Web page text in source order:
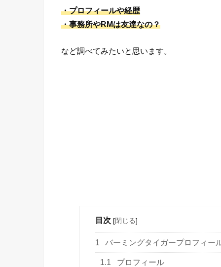
・プロフィールや経歴
・事務所やRMは友達なの？
など調べてみたいと思います。
目次 [閉じる]
1 バーミングタイガープロフィー
1.1 プロフィール